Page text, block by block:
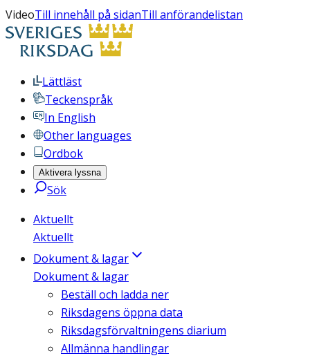
VideoTill innehåll på sidanTill anförandelistan
Lättläst
Teckenspråk
In English
Other languages
Ordbok
Aktivera lyssna
Sök
Aktuellt
Aktuellt
Dokument & lagar
Dokument & lagar
Beställ och ladda ner
Riksdagens öppna data
Riksdagsförvaltningens diarium
Allmänna handlingar